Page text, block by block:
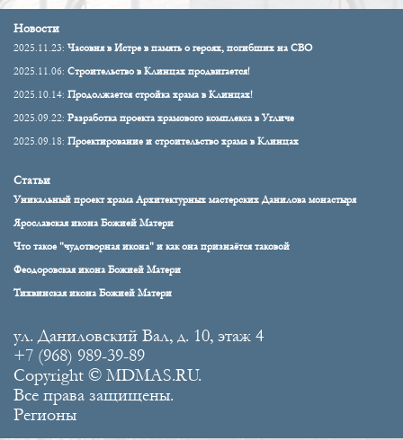
Новости
2025.11.23: Часовня в Истре в память о героях, погибших на СВО
2025.11.06: Строительство в Клинцах продвигается!
2025.10.14: Продолжается стройка храма в Клинцах!
2025.09.22: Разработка проекта храмового комплекса в Угличе
2025.09.18: Проектирование и строительство храма в Клинцах
Статьи
Уникальный проект храма Архитектурных мастерских Данилова монастыря
Ярославская икона Божией Матери
Что такое "чудотворная икона" и как она признаётся таковой
Феодоровская икона Божией Матери
Тихвинская икона Божией Матери
ул. Даниловский Вал, д. 10, этаж 4
+7 (968) 989-39-89
Copyright © MDMAS.RU.
Все права защищены.
Регионы